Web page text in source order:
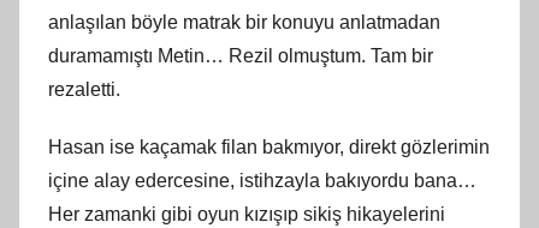
anlaşılan böyle matrak bir konuyu anlatmadan
duramamıştı Metin… Rezil olmuştum. Tam bir
rezaletti.
Hasan ise kaçamak filan bakmıyor, direkt gözlerimin
içine alay edercesine, istihzayla bakıyordu bana…
Her zamanki gibi oyun kızışıp sikiş hikayelerini